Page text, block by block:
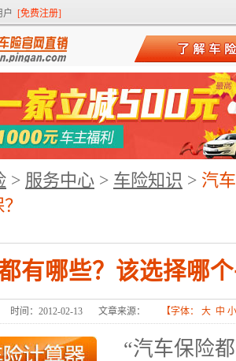
户 [免费注册]
> 服务中心 > 车险知识 > 汽
有哪些？该选择哪
时间：2012-02-13 文章来源： 【字体： 大 中 小
“汽车保险